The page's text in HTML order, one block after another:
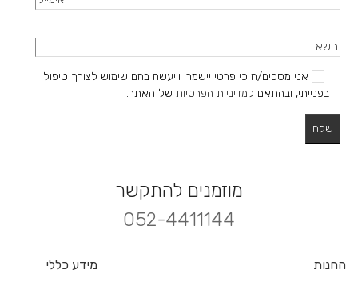
אני מסכים/ה כי פרטי יישמרו וייעשה בהם שימוש לצורך טיפול
בפנייתי, ובהתאם למדיניות הפרטיות של האתר.
מוזמנים להתקשר
052-4411144
החנות מידע כללי